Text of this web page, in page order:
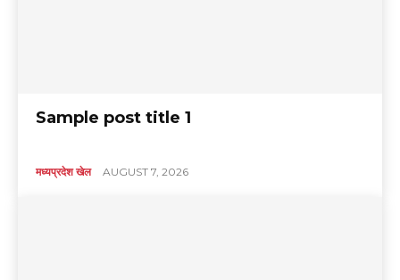
Sample post title 1
मध्यप्रदेश खेल AUGUST 7, 2026